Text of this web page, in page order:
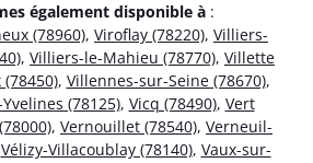
également disponible à :
(78960), Viroflay (78220), Villiers-
, Villiers-le-Mahieu (78770), Villette
, Villennes-sur-Seine (78670),
(78125), Vicq (78490), Vert
, Vernouillet (78540), Verneuil-
Vélizy-Villacoublay (78140), Vaux-sur-